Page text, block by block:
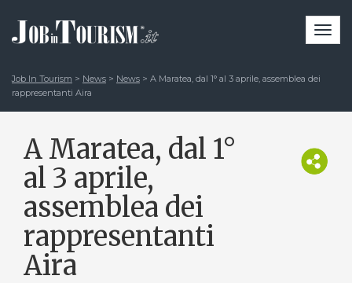
Job In Tourism > News > News > A Maratea, dal 1° al 3 aprile, assemblea dei
rappresentanti Aira
A Maratea, dal 1°
al 3 aprile,
assemblea dei
rappresentanti
Aira